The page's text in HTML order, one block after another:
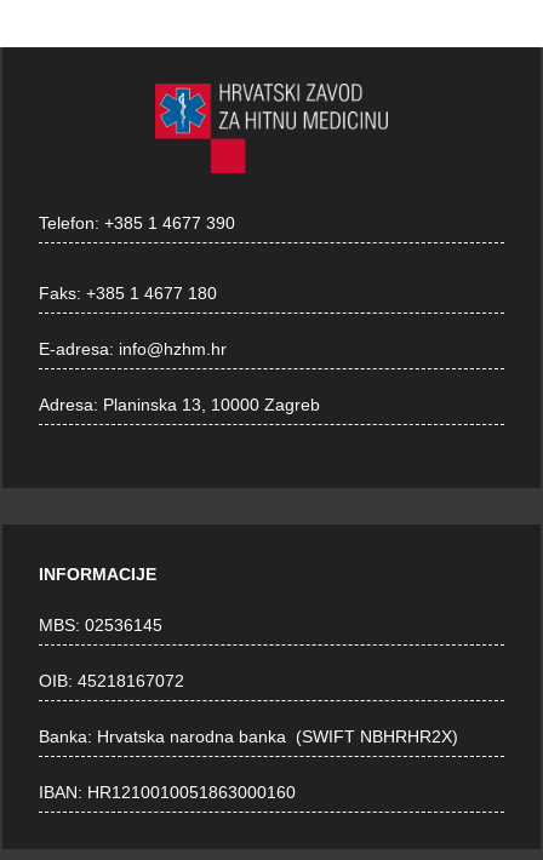
Telefon:+385 1 4677 390
Faks:+385 1 4677 180
E-adresa: info@hzhm.hr
Adresa: Planinska 13, 10000 Zagreb
INFORMACIJE
MBS: 02536145
OIB: 45218167072
Banka: Hrvatska narodna banka (SWIFT NBHRHR2X)
IBAN: HR1210010051863000160